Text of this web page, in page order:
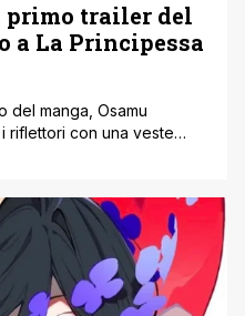
primo trailer del
La Principessa
del manga, Osamu
riflettori con una veste
ispirato al classico
che farà il suo
Netflix il [']